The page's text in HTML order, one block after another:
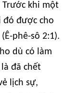
khi một
được cho
phê-sô 2:1).
dù có làm
đã chết
lịch sự,